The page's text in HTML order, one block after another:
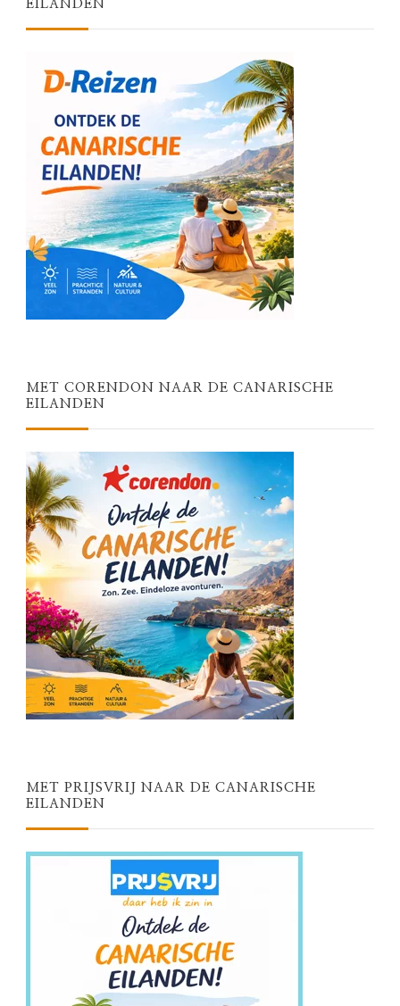
EILANDEN
MET CORENDON NAAR DE CANARISCHE
EILANDEN
MET PRIJSVRIJ NAAR DE CANARISCHE
EILANDEN